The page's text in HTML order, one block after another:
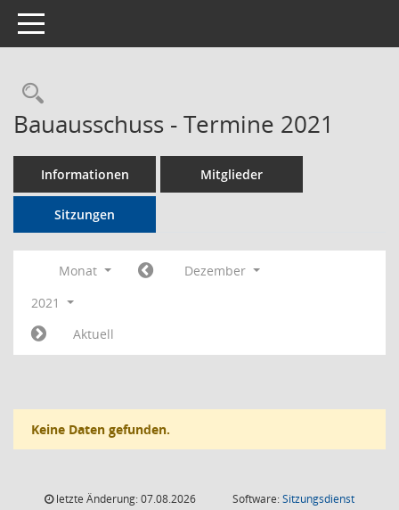
Toggle navigation
Rechercheauswahl
Bauausschuss - Termine 2021
Informationen Mitglieder
Sitzungen
Monat
Dezember
2021
Aktuell
Keine Daten gefunden.
letzte Änderung: 07.08.2026
Software:Sitzungsdienst